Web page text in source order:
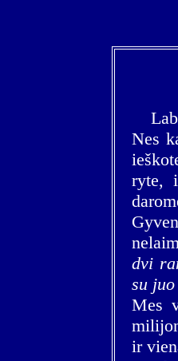
Nes
ryte,
dvi
su
Mes
ir